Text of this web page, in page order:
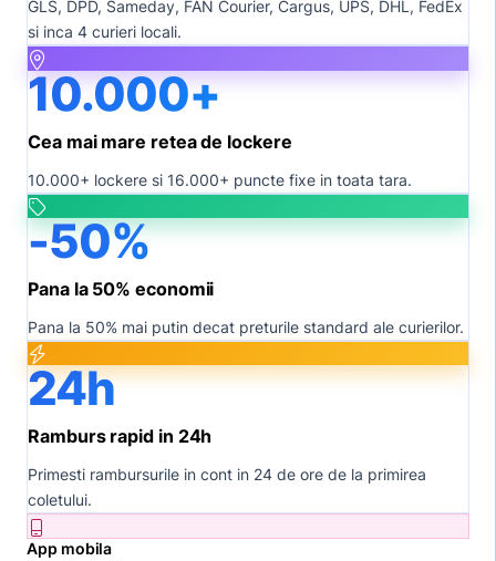
GLS, DPD, Sameday, FAN Courier, Cargus, UPS, DHL, FedEx
si inca 4 curieri locali.
10.000+
Cea mai mare retea de lockere
10.000+ lockere si 16.000+ puncte fixe in toata tara.
-50%
Pana la 50% economii
Pana la 50% mai putin decat preturile standard ale curierilor.
24h
Ramburs rapid in 24h
Primesti rambursurile in cont in 24 de ore de la primirea
coletului.
App mobila